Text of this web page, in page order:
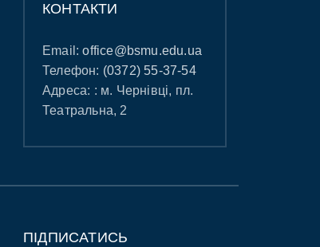
КОНТАКТИ
Email:office@bsmu.edu.ua
Телефон: (0372) 55-37-54
Адреса: : м. Чернівці, пл.
Театральна, 2
ПІДПИСАТИСЬ